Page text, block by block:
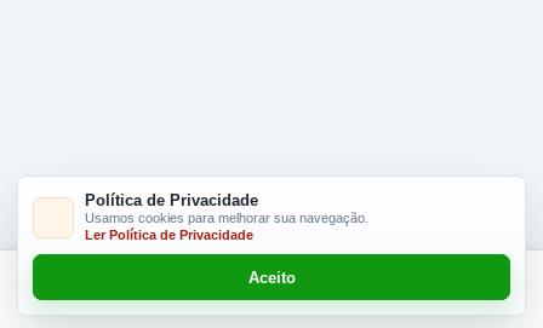
Adicionar R$ 24.90
Política de Privacidade
Usamos cookies para melhorar sua navegação.
Ler Política de Privacidade
Aceito